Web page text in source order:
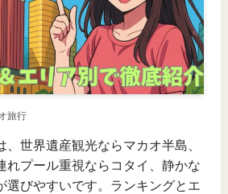
旅行
、世界遺産観光ならマカオ半島、
れプール重視ならコタイ、静かな
選びやすいです。ランキングとエ